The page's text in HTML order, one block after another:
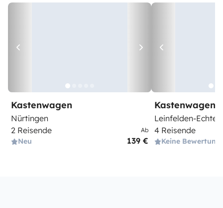
Kastenwagen
Nürtingen
2 Reisende
Neu
Ab
139 €
Kastenwagen
Leinfelden-
4 Reisende
Keine Bewertung